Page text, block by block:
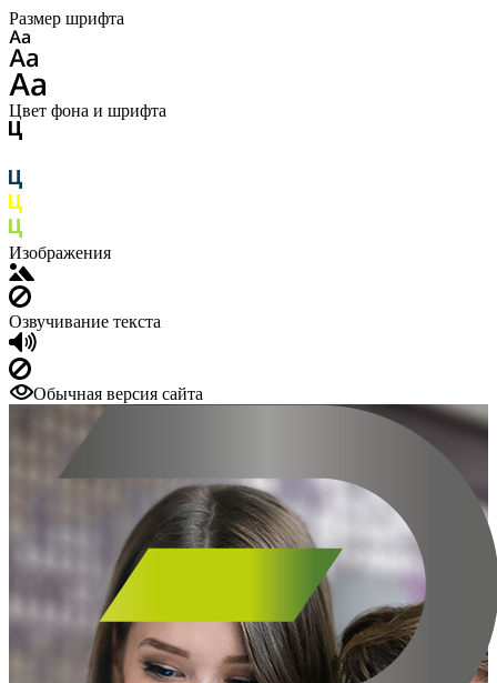
Размер шрифта
Цвет фона и шрифта
Изображения
Озвучивание текста
Обычная версия сайта